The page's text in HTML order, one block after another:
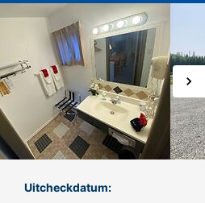
Uitcheckdatum: